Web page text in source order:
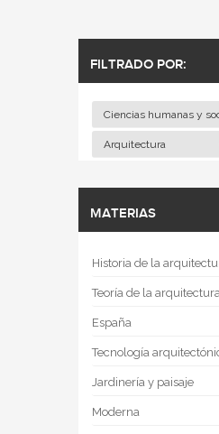
FILTRADO POR:
Ciencias humanas y
Arquitectura
MATERIAS
Historia de la
Teoría de la
España
Tecnología
Jardinería y paisaje
Moderna